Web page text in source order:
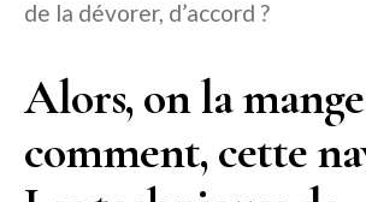
de la dévorer, d’accord ?
Alors, on la mange
comment, cette